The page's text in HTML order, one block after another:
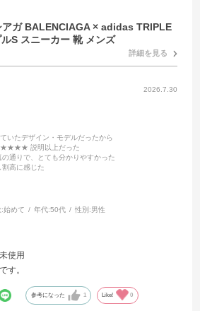
アガ BALENCIAGA × adidas TRIPLE
S スニーカー 靴 メンズ
詳細を見る
2026.7.30
いたデザイン・モデルだったから
説明以上だった
りで、とても分かりやすかった
高に感じた
:始めて 年代:50代 性別:男性
使用
す。
参考になった 1 Like! 0